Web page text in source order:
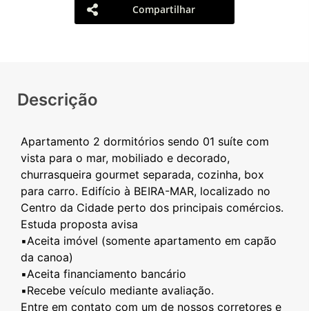
Compartilhar
Descrição
Apartamento 2 dormitórios sendo 01 suíte com
vista para o mar, mobiliado e decorado,
churrasqueira gourmet separada, cozinha, box
para carro. Edifício à BEIRA-MAR, localizado no
Centro da Cidade perto dos principais comércios.
Estuda proposta avisa
▪️Aceita imóvel (somente apartamento em capão
da canoa)
▪️Aceita financiamento bancário
▪️Recebe veículo mediante avaliação.
Entre em contato com um de nossos corretores e